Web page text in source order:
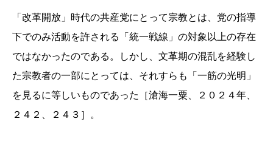
「改革開放」時代の共産党にとって宗教とは、党の指導
下でのみ活動を許される「統一戦線」の対象以上の存在
ではなかったのである。しかし、文革期の混乱を経験し
た宗教者の一部にとっては、それすらも「一筋の光明」
を見るに等しいものであった［滄海一粟、２０２４年、
２４２、２４３］。